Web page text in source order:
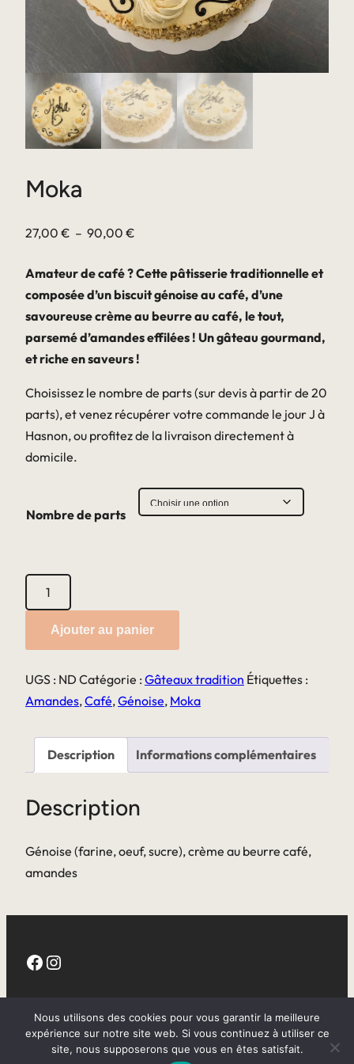
Moka
27,00 € – 90,00 €
prix :
27,00 €
à
90,00 €
Amateur de café ? Cette pâtisserie traditionnelle et
composée d’un biscuit génoise au café, d’une
savoureuse crème au beurre au café, le tout,
parsemé d’amandes effilées ! Un gâteau gourmand,
et riche en saveurs !
Choisissez le nombre de parts (sur devis à partir de 20
parts), et venez récupérer votre commande le jour J à
Hasnon, ou profitez de la livraison directement à
domicile.
Nombre de parts
de
MokaAjouter au panier
UGS : ND Catégorie : Gâteaux tradition Étiquettes :
Amandes,Café,Génoise, Moka
Description Informations complémentaires
Description
Génoise (farine, oeuf, sucre), crème au beurre café,
amandes
Facebook Instagram
CGV
Nous utilisons des cookies pour vous garantir la meilleure
expérience sur notre site web. Si vous continuez à utiliser ce
site, nous supposerons que vous en êtes satisfait.